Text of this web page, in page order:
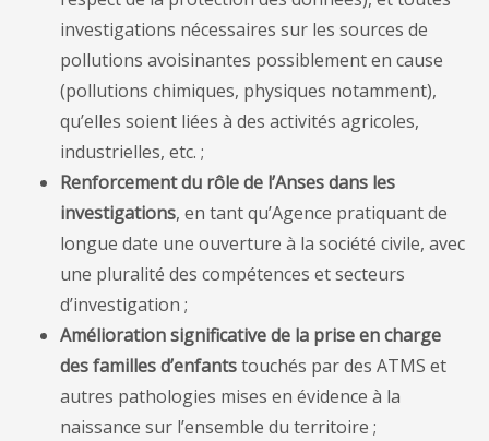
investigations nécessaires sur les sources de
pollutions avoisinantes possiblement en cause
(pollutions chimiques, physiques notamment),
qu’elles soient liées à des activités agricoles,
industrielles, etc. ;
Renforcement du rôle de l’Anses dans les
investigations, en tant qu’Agence pratiquant de
longue date une ouverture à la société civile, avec
une pluralité des compétences et secteurs
d’investigation ;
Amélioration significative de la prise en charge
des familles d’enfantstouchés par des ATMS et
autres pathologies mises en évidence à la
naissance sur l’ensemble du territoire ;